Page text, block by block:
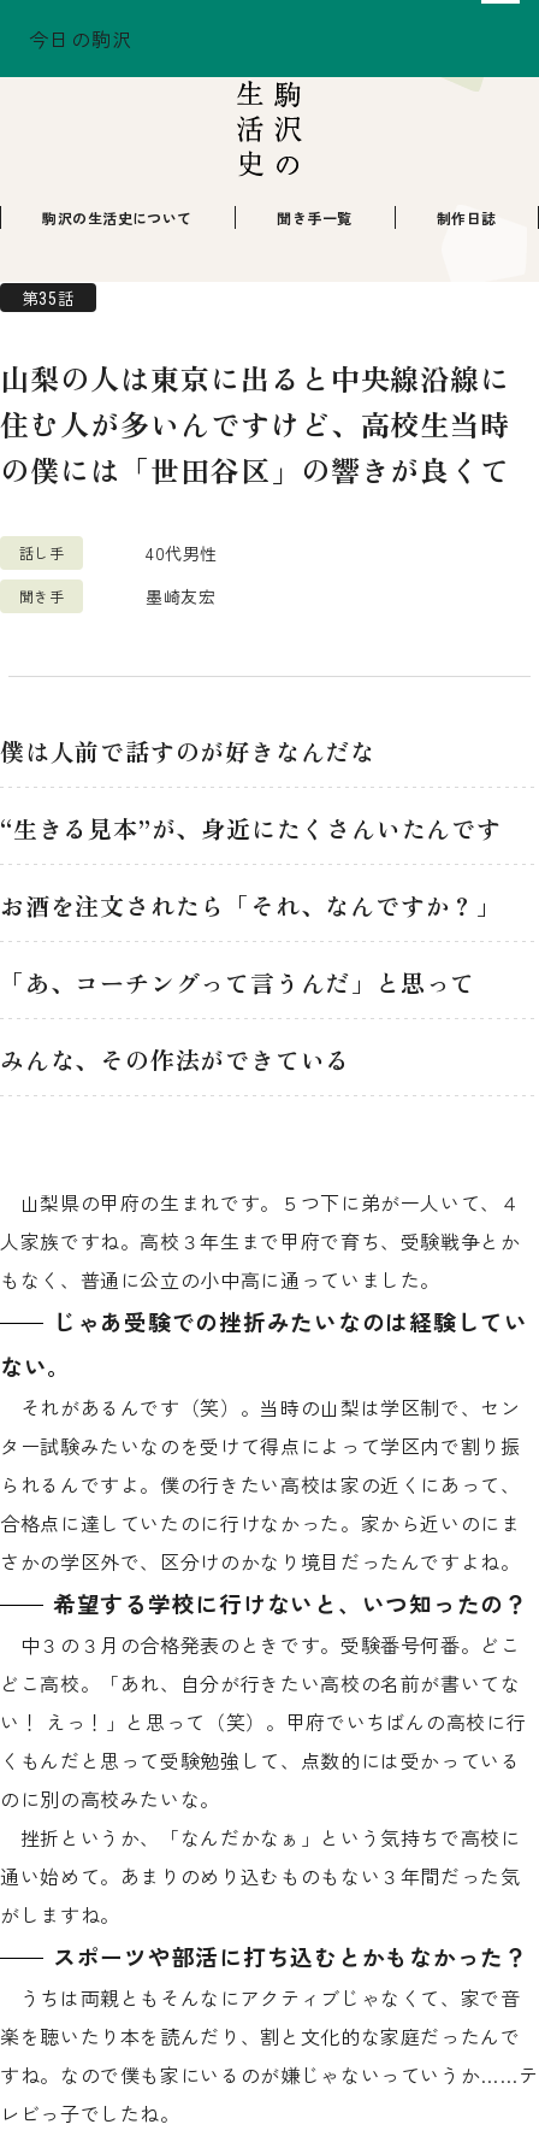
今日の駒沢
ホーム駒沢の生活史
駒沢の生活史について 聞き手一覧 制作日誌
第35話
山梨の人は東京に出ると中央線沿線に
住む人が多いんですけど、高校生当時
の僕には「世田谷区」の響きが良くて
話し手 40代男性
聞き手 墨崎友宏
僕は人前で話すのが好きなんだな
“生きる見本”が、身近にたくさんいたんです
お酒を注文されたら「それ、なんですか？」
「あ、コーチングって言うんだ」と思って
みんな、その作法ができている
山梨県の甲府の生まれです。５つ下に弟が一人いて、４
人家族ですね。高校３年生まで甲府で育ち、受験戦争とか
もなく、普通に公立の小中高に通っていました。
じゃあ受験での挫折みたいなのは経験してい
ない。
それがあるんです（笑）。当時の山梨は学区制で、セン
ター試験みたいなのを受けて得点によって学区内で割り振
られるんですよ。僕の行きたい高校は家の近くにあって、
合格点に達していたのに行けなかった。家から近いのにま
さかの学区外で、区分けのかなり境目だったんですよね。
希望する学校に行けないと、いつ知ったの？
中３の３月の合格発表のときです。受験番号何番。どこ
どこ高校。「あれ、自分が行きたい高校の名前が書いてな
い！ えっ！」と思って（笑）。甲府でいちばんの高校に行
くもんだと思って受験勉強して、点数的には受かっている
のに別の高校みたいな。
挫折というか、「なんだかなぁ」という気持ちで高校に
通い始めて。あまりのめり込むものもない３年間だった気
がしますね。
スポーツや部活に打ち込むとかもなかった？
うちは両親ともそんなにアクティブじゃなくて、家で音
楽を聴いたり本を読んだり、割と文化的な家庭だったんで
すね。なので僕も家にいるのが嫌じゃないっていうか……テ
レビっ子でしたね。
TODAY - 2026.08.06
COMOREVI Smiles
EVENT & NEWS
KOMAZAWA Park Quarter
前月 2026 08 次月
SUN MON WED THU FRI SAT
26 27 28 29 30 31
1
3 4 5 6
9
10 11 12 13 14
15